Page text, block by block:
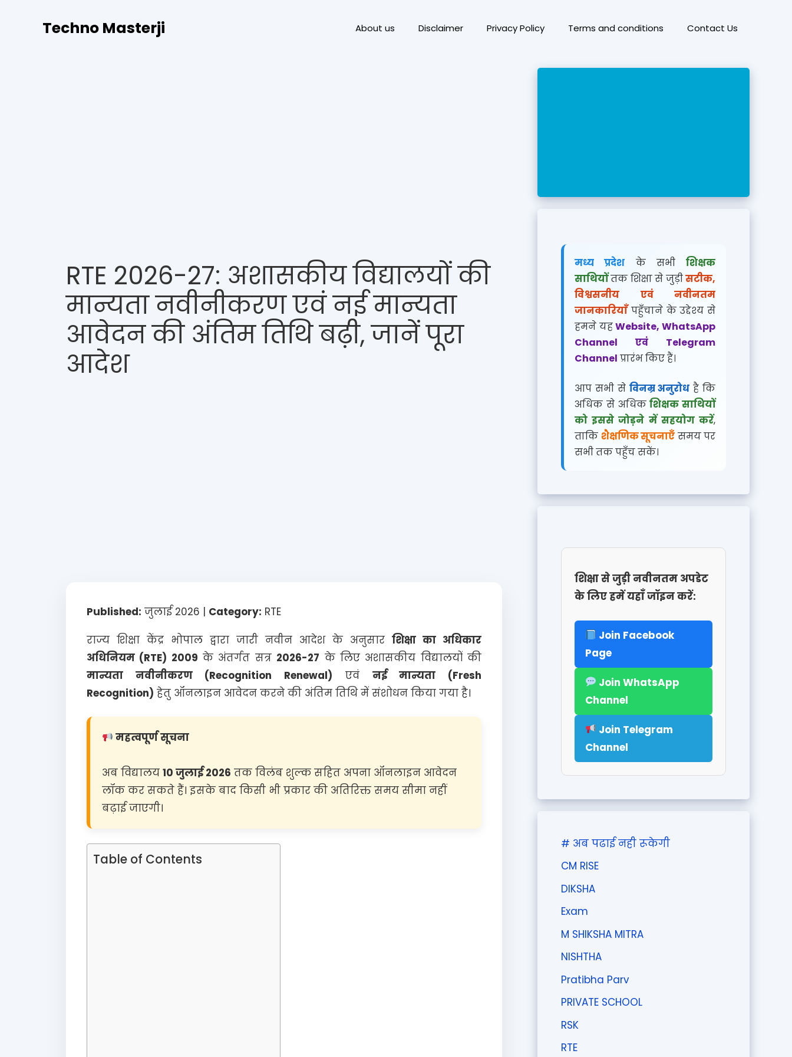
Techno Masterji About us Disclaimer Privacy Policy Terms and conditions Contact Us
RTE 2026-27: अशासकीय विद्यालयों की
मान्यता नवीनीकरण एवं नई मान्यता
आवेदन की अंतिम तिथि बढ़ी, जानें पूरा
आदेश
Published: जुलाई 2026 | Category: RTE
राज्य शिक्षा केंद्र भोपाल द्वारा जारी नवीन आदेश के अनुसार शिक्षा का अधिकार
अधिनियम (RTE) 2009 के अंतर्गत सत्र 2026-27 के लिए अशासकीय विद्यालयों की
मान्यता नवीनीकरण (Recognition Renewal) एवं नई मान्यता (Fresh
Recognition) हेतु ऑनलाइन आवेदन करने की अंतिम तिथि में संशोधन किया गया है।
महत्वपूर्ण सूचना
अब विद्यालय 10 जुलाई 2026 तक विलंब शुल्क सहित अपना ऑनलाइन आवेदन
लॉक कर सकते हैं। इसके बाद किसी भी प्रकार की अतिरिक्त समय सीमा नहीं
बढ़ाई जाएगी।
Table of Contents
मध्य प्रदेश के सभी शिक्षक
साथियोंतक शिक्षा से जुड़ीसटीक,
विश्वसनीय एवं नवीनतम
जानकारियाँपहुँचाने के उद्देश्य से
हमने यहWebsite, WhatsApp
Channel एवं Telegram
Channel प्रारंभ किए हैं।
आप सभी से विनम्र अनुरोध है कि
अधिक से अधिकशिक्षक साथियों
को इससे जोड़ने में सहयोग करें,
ताकि शैक्षणिक सूचनाएँ समय पर
सभी तक पहुँच सकें।
शिक्षा से जुड़ी नवीनतम अपडेट
के लिए हमें यहाँ जॉइन करें:
Join Facebook
Page
Join WhatsApp
Channel
Join Telegram
Channel
# अब पढाई नही रूकेगी
CM RISE
DIKSHA
Exam
M SHIKSHA MITRA
NISHTHA
Pratibha Parv
PRIVATE SCHOOL
RSK
RTE